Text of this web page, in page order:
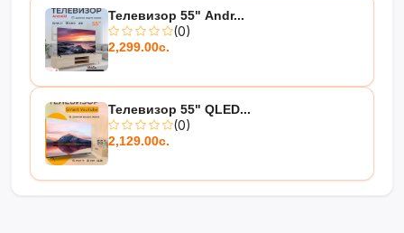
Телевизор 55" Andr...
(0)
2,299.00с.
Телевизор 55" QLED...
(0)
2,129.00с.